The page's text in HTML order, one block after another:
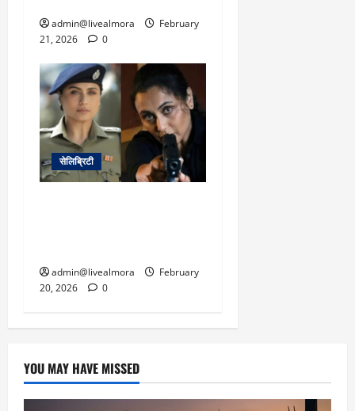
admin@livealmora
February
21, 2026
0
सेलिब्रिटी
admin@livealmora
February
20, 2026
0
YOU MAY HAVE MISSED